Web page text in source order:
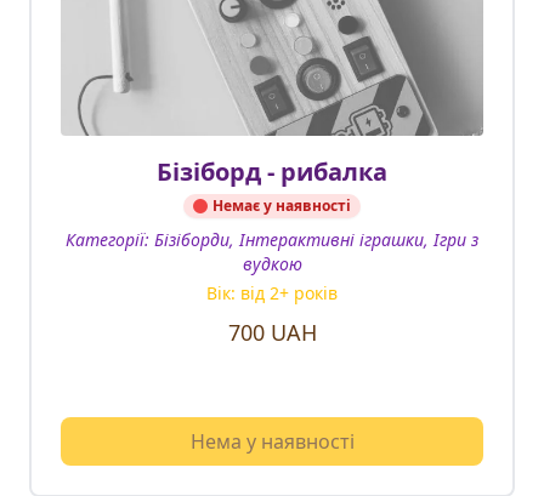
Бізіборд - рибалка
Немає у наявності
Категорії: Бізіборди, Інтерактивні іграшки, Ігри з
вудкою
Вік: від 2+ років
700UAH
Нема у наявності